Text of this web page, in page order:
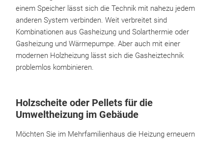
einem Speicher lässt sich die Technik mit nahezu jedem
anderen System verbinden. Weit verbreitet sind
Kombinationen aus Gasheizung und Solarthermie oder
Gasheizung und Wärmepumpe. Aber auch mit einer
modernen Holzheizung lässt sich die Gasheiztechnik
problemlos kombinieren.
Holzscheite oder Pellets für die
Umweltheizung im Gebäude
Möchten Sie im Mehrfamilienhaus die Heizung erneuern